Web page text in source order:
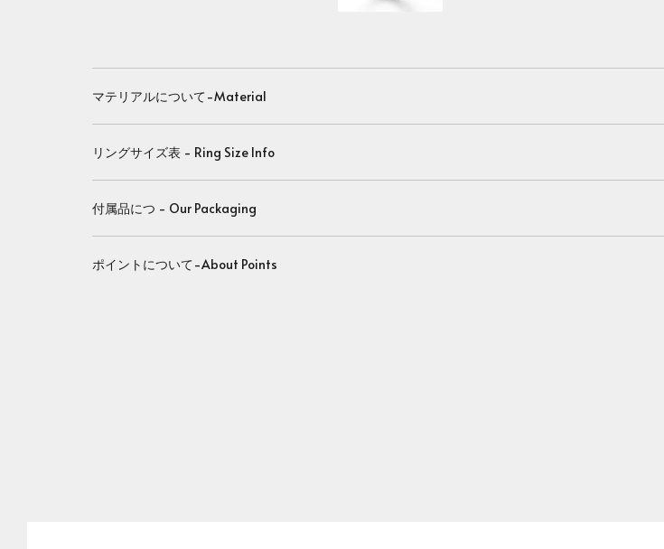
マテリアルについて-Material
リングサイズ表 - Ring Size Info
付属品につ - Our Packaging
ポイントについて-About Points